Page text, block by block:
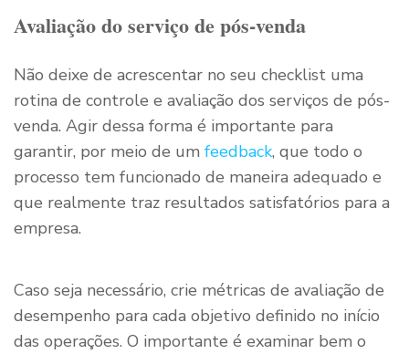
Avaliação do serviço de pós-venda
Não deixe de acrescentar no seu checklist uma
rotina de controle e avaliação dos serviços de pós-
venda. Agir dessa forma é importante para
garantir, por meio de um feedback, que todo o
processo tem funcionado de maneira adequado e
que realmente traz resultados satisfatórios para a
empresa.
Caso seja necessário, crie métricas de avaliação de
desempenho para cada objetivo definido no início
das operações. O importante é examinar bem o